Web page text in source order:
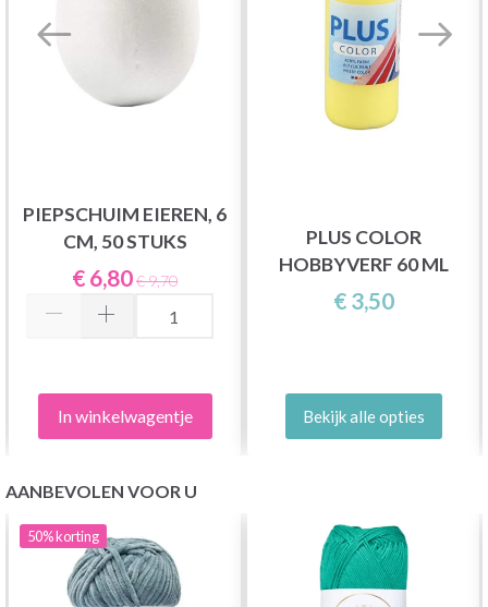
PIEPSCHUIM EIEREN, 6
CM, 50 STUKS
€ 6,80€ 9,70
In winkelwagentje
PLUS COLOR
HOBBYVERF 60 ML
€ 3,50
Bekijk alle opties
AANBEVOLEN VOOR U
50%korting